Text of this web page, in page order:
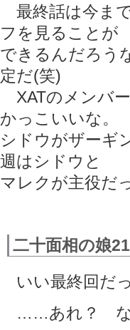
最終話は今ま
フを見ることが
できるんだろう
定だ(笑)
XATのメンバ
かっこいいな。
シドウがザーギ
週はシドウと
マレクが主役だ
二十面相の娘
いい最終回だ
……あれ？ な